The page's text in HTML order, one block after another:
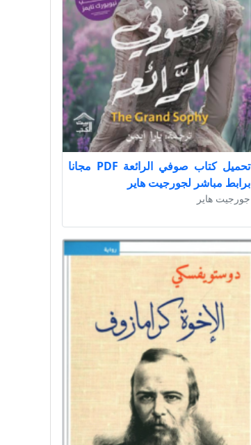
تحميل كتاب صوفي الرائعة PDF مجانا
برابط مباشر لجورجيت هاير
جورجيت هاير